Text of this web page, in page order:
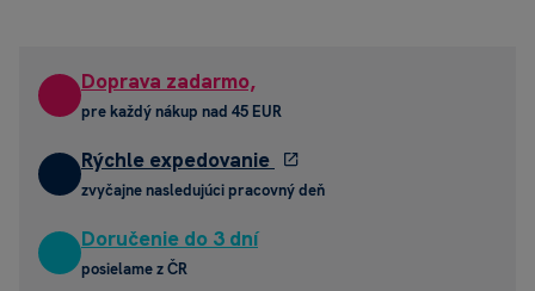
Doprava zadarmo,
pre každý nákup nad 45 EUR
Rýchle expedovanie
zvyčajne nasledujúci pracovný deň
Doručenie do 3 dní
posielame z ČR